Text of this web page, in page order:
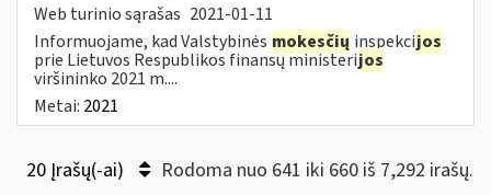
Web turinio sąrašas 2021-01-11
Informuojame, kad Valstybinės mokesčių inspekcijos
prie Lietuvos Respublikos finansų ministerijos
viršininko 2021 m....
Metai: 2021
20 Įrašų(-ai) Rodoma nuo 641 iki 660 iš 7,292 irašų.